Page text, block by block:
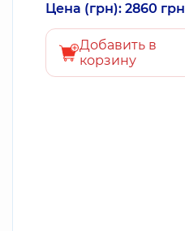
Цена (грн): 2860 грн
Добавить в
корзину